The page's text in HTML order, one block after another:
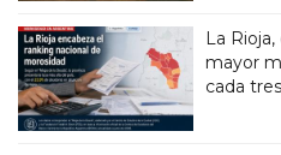
La
mayor
cada